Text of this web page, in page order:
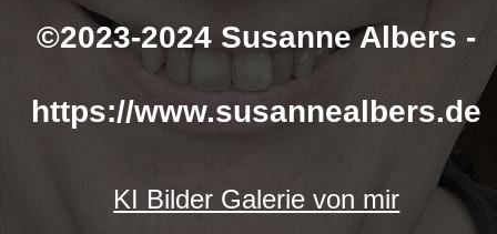
©2023-2024 Susanne Albers -
https://www.susannealbers.de
KI Bilder Galerie von mir